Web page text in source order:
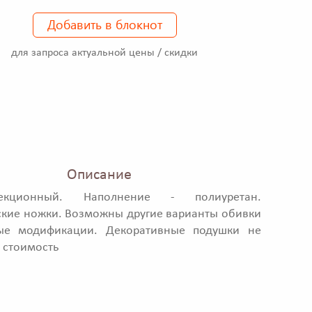
Добавить в блокнот
для запроса актуальной цены / скидки
Описание
Наполнение - полиуретан.
ножки. Возможны другие варианты обивки
модификации. Декоративные подушки не